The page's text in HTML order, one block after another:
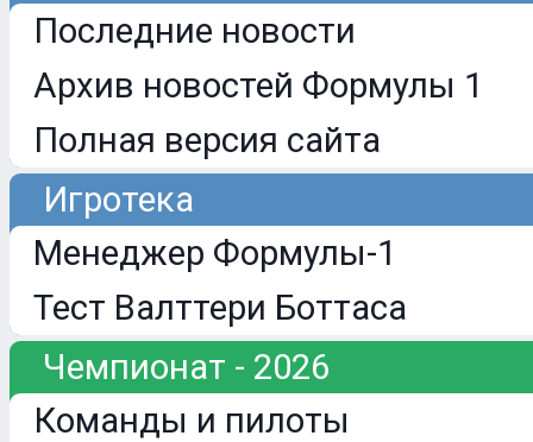
Последние новости
Архив новостей Формулы 1
Полная версия сайта
Игротека
Менеджер Формулы-1
Тест Валттери Боттаса
Чемпионат - 2026
Команды и пилоты